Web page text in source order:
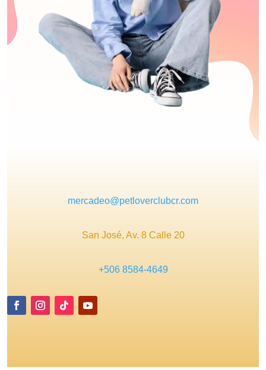
mercadeo@petloverclubcr.com
San José, Av. 8 Calle 20
+506 8584-4649